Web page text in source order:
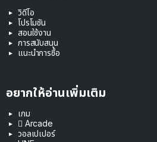
วิดีโอ
โปรโมชัน
สอนใช้งาน
การสนับสนุน
แนะนำการซื้อ
อยากให้อ่านเพิ่มเติม
เกม
 Arcade
วอลเปเปอร์